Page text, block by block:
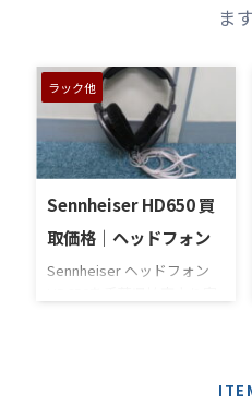
ます
ラック他
Sennheiser HD650 買
取価格｜ヘッドフォン
Sennheiser ヘッドフォン